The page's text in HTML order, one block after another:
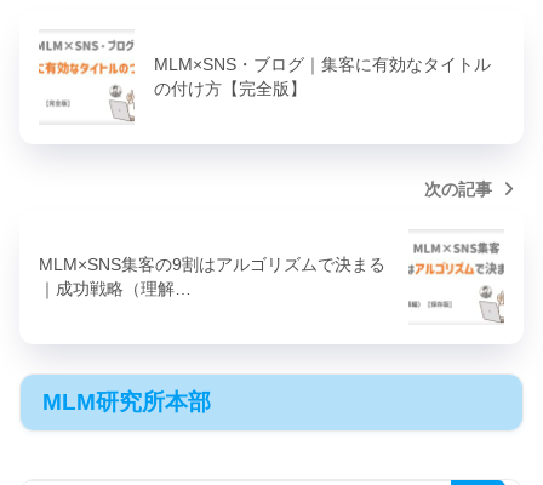
MLM×SNS・ブログ｜集客に有効なタイトル
の付け方【完全版】
次の記事
MLM×SNS集客の9割はアルゴリズムで決まる
｜成功戦略（理解…
MLM研究所本部